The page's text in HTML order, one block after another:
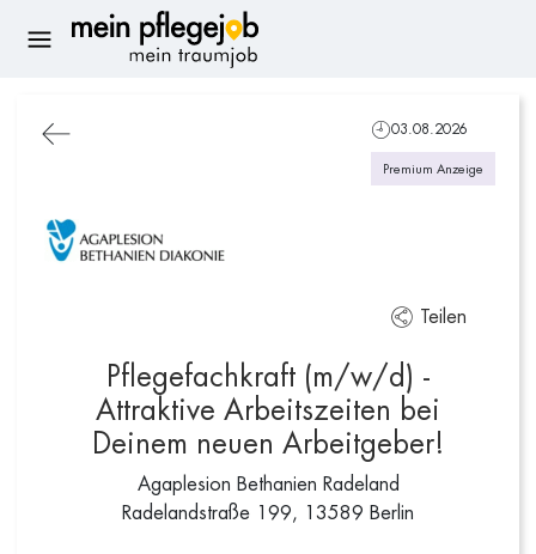
Pflegefachkraft (m/w/d) -
Attraktive Arbeitszeiten bei
Deinem neuen Arbeitgeber!
Agaplesion Bethanien Radeland
Radelandstraße 199, 13589 Berlin
03.08.2026
Premium Anzeige
Teilen